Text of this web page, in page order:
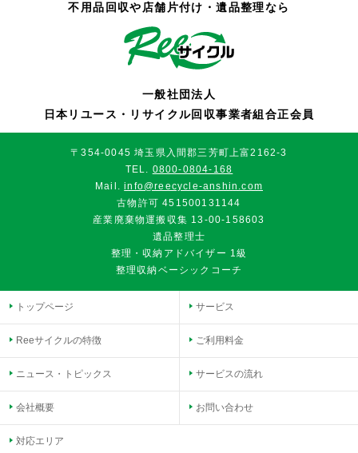
不用品回収や店舗片付け・遺品整理なら
一般社団法人
日本リユース・リサイクル回収事業者組合正会員
〒354-0045 埼玉県入間郡三芳町上富2162-3
TEL. 0800-0804-168
Mail.info@reecycle-anshin.com
古物許可 451500131144
産業廃棄物運搬収集 13-00-158603
遺品整理士
整理・収納アドバイザー 1級
整理収納ベーシックコーチ
トップページ
Reeサイクルの特徴
ニュース・トピックス
会社概要
対応エリア
サービス
ご利用料金
サービスの流れ
お問い合わせ